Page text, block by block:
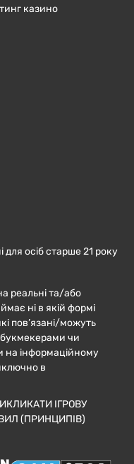
казино
для осіб старше 21 року
реальні та/або
ні в якій формі
пов’язані/можуть
букмекерами чи
на інформаційному
в
ІГРОВУ
(ПРИНЦИПІВ)